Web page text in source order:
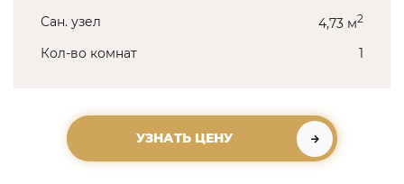
Сан. узел 4,73 м2
Кол-во комнат 1
УЗНАТЬ ЦЕНУ